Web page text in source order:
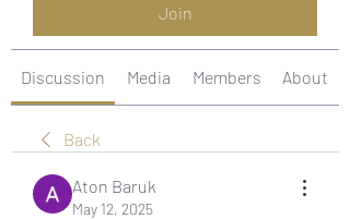
Join
Discussion Media Members About
Back
Aton Baruk
May 12, 2025